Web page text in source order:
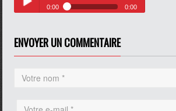
0:00 0:00
ENVOYER UN COMMENTAIRE